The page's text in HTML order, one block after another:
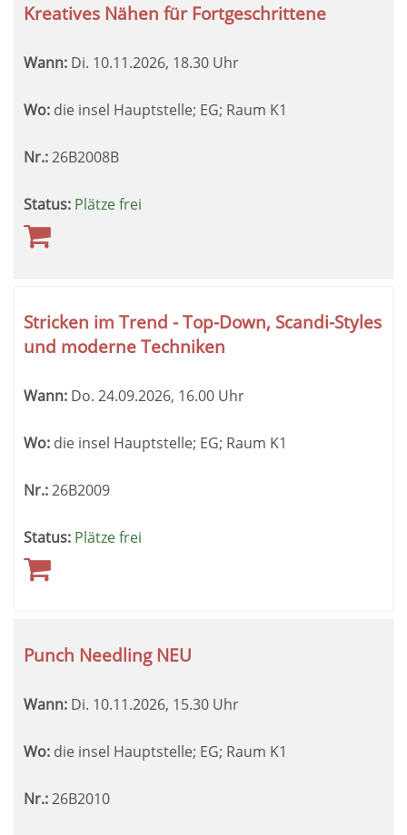
Kreatives Nähen für Fortgeschrittene
Wann: Di. 10.11.2026, 18.30 Uhr
Wo: die insel Hauptstelle; EG; Raum K1
Nr.:26B2008B
Status: Plätze frei
Stricken im Trend - Top-Down, Scandi-Styles
und moderne Techniken
Wann: Do. 24.09.2026, 16.00 Uhr
Wo: die insel Hauptstelle; EG; Raum K1
Nr.:26B2009
Status: Plätze frei
Punch Needling NEU
Wann: Di. 10.11.2026, 15.30 Uhr
Wo: die insel Hauptstelle; EG; Raum K1
Nr.:26B2010